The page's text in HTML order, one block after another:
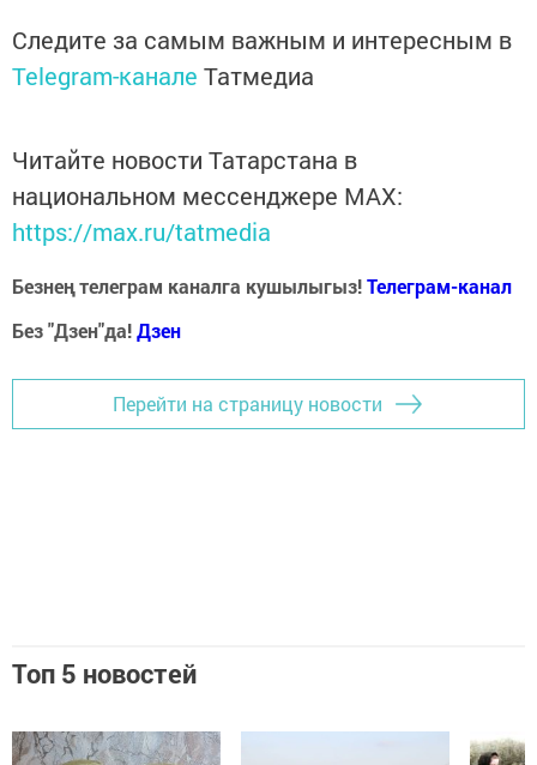
Следите за самым важным и интересным в
Telegram-канале Татмедиа
Читайте новости Татарстана в
национальном мессенджере MАХ:
https://max.ru/tatmedia
Безнең телеграм каналга кушылыгыз!Телеграм-канал
Без "Дзен"да!Дзен
Перейти на страницу новости
Топ 5 новостей